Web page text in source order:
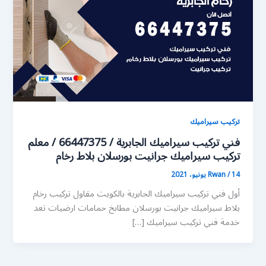
تركيب سيراميك
فني تركيب سيراميك الجابرية / 66447375 / معلم
تركيب سيراميك جرانيت بورسلان بلاط رخام
Rwan/14 يونيو، 2021
أول فني تركيب سيراميك الجابرية بالكويت مقاول تركيب رخام
بلاط سيراميك جرانيت بورسلان مطابخ حمامات ارضيات تعد
خدمة فني تركيب سيراميك […]